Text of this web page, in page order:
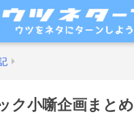
ク小噺企画まとめ